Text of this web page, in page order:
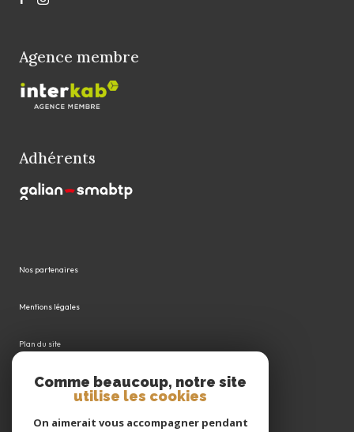
Agence membre
Adhérents
Nos partenaires
Mentions légales
Plan du site
Admin
Politique RGPD
Comme beaucoup, notre site
utilise les cookies
On aimerait vous accompagner pendant